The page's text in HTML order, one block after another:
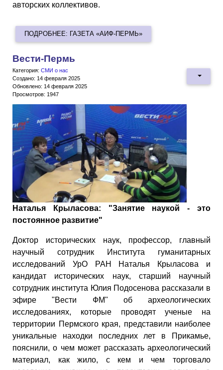
авторских коллективов.
ПОДРОБНЕЕ: ГАЗЕТА «АИФ-ПЕРМЬ»
Вести-Пермь
Категория: СМИ о нас
Создано: 14 февраля 2025
Обновлено: 14 февраля 2025
Просмотров: 1947
Наталья Крыласова: "Занятие наукой - это
постоянное развитие"
Доктор исторических наук, профессор, главный
научный сотрудник Института гуманитарных
исследований УрО РАН Наталья Крыласова и
кандидат исторических наук, старший научный
сотрудник института Юлия Подосенова рассказали в
эфире "Вести ФМ" об археологических
исследованиях, которые проводят ученые на
территории Пермского края, представили наиболее
уникальные находки последних лет в Прикамье,
пояснили, о чем может рассказать археологический
материал, как жило, с кем и чем торговало